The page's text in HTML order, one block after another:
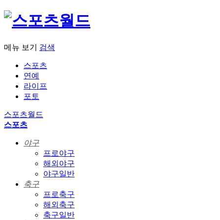
메뉴 보기 검색
스포츠
연예
라이프
포토
스포츠월드
스포츠
야구
프로야구
해외야구
야구일반
축구
프로축구
해외축구
축구일반